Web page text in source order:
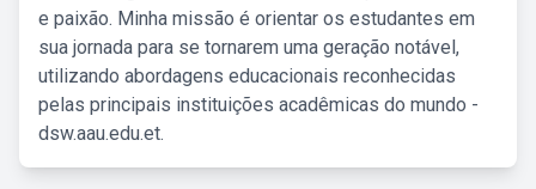
e paixão. Minha missão é orientar os estudantes em
sua jornada para se tornarem uma geração notável,
utilizando abordagens educacionais reconhecidas
pelas principais instituições acadêmicas do mundo -
dsw.aau.edu.et.